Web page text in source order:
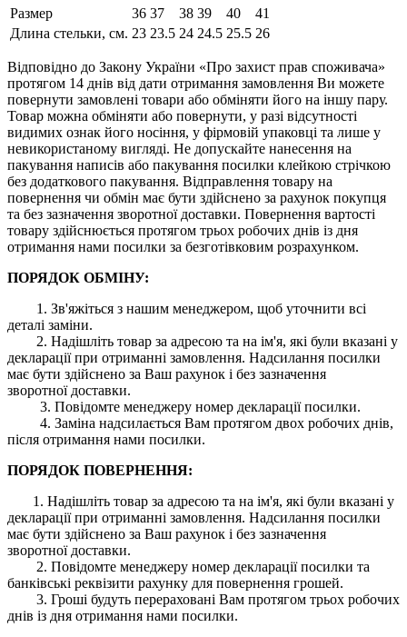
Размер 36 37 38 39 40
41
Длина стельки, см. 23 23.5 24 24.5 25.5 26
Відповідно до Закону України «Про захист прав споживача»
протягом 14 днів від дати отримання замовлення Ви можете
повернути замовлені товари або обміняти його на іншу пару.
Товар можна обміняти або повернути, у разі відсутності
видимих ​​ознак його носіння, у фірмовій упаковці та лише у
невикористаному вигляді. Не допускайте нанесення на
пакування написів або пакування посилки клейкою стрічкою
без додаткового пакування. Відправлення товару на
повернення чи обмін має бути здійснено за рахунок покупця
та без зазначення зворотної доставки. Повернення вартості
товару здійснюється протягом трьох робочих днів із дня
отримання нами посилки за безготівковим розрахунком.
ПОРЯДОК ОБМІНУ:
1. Зв'яжіться з нашим менеджером, щоб уточнити всі
деталі заміни.
2. Надішліть товар за адресою та на ім'я, які були вказані у
декларації при отриманні замовлення. Надсилання посилки
має бути здійснено за Ваш рахунок і без зазначення
зворотної доставки.
3. Повідомте менеджеру номер декларації посилки.
4. Заміна надсилається Вам протягом двох робочих днів,
після отримання нами посилки.
ПОРЯДОК ПОВЕРНЕННЯ:
1. Надішліть товар за адресою та на ім'я, які були вказані у
декларації при отриманні замовлення. Надсилання посилки
має бути здійснено за Ваш рахунок і без зазначення
зворотної доставки.
2. Повідомте менеджеру номер декларації посилки та
банківські реквізити рахунку для повернення грошей.
3. Гроші будуть перераховані Вам протягом трьох робочих
днів із дня отримання нами посилки.